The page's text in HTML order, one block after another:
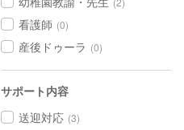
看護師 (0)
産後ドゥーラ (0)
サポート内容
送迎対応 (3)